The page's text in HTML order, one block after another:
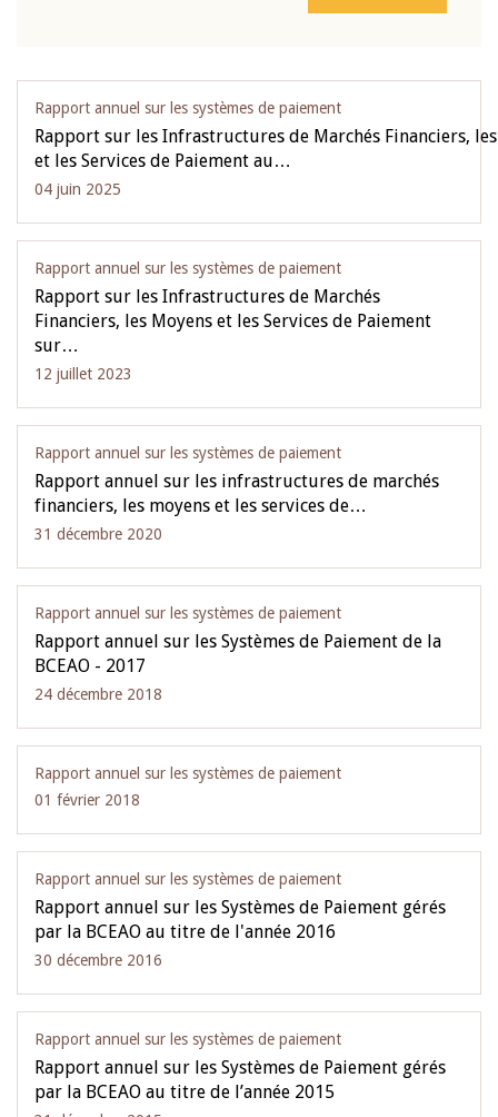
Rapport annuel sur les systèmes de paiement
Rapport sur les Infrastructures de Marchés Financiers,
et les Services de Paiement au…
04 juin 2025
Rapport annuel sur les systèmes de paiement
Rapport sur les Infrastructures de Marchés
Financiers, les Moyens et les Services de Paiement
sur…
12 juillet 2023
Rapport annuel sur les systèmes de paiement
Rapport annuel sur les infrastructures de marchés
financiers, les moyens et les services de…
31 décembre 2020
Rapport annuel sur les systèmes de paiement
Rapport annuel sur les Systèmes de Paiement de la
BCEAO - 2017
24 décembre 2018
Rapport annuel sur les systèmes de paiement
01 février 2018
Rapport annuel sur les systèmes de paiement
Rapport annuel sur les Systèmes de Paiement gérés
par la BCEAO au titre de l'année 2016
30 décembre 2016
Rapport annuel sur les systèmes de paiement
Rapport annuel sur les Systèmes de Paiement gérés
par la BCEAO au titre de l’année 2015